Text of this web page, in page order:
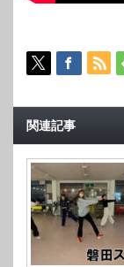
関連記事